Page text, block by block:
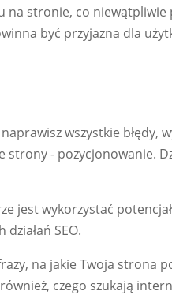
na stronie, co niewątpliwie
być przyjazna dla
wszystkie
strony - pozycjonowanie.
jest wykorzystać
SEO.
na jakie Twoja strona
czego szukają